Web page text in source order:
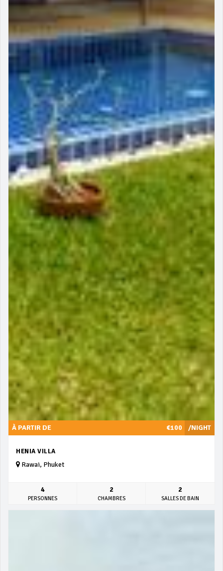
/NIGHT
À PARTIR DE €100
HENIA VILLA
Rawai, Phuket
4
PERSONNES
2
CHAMBRES
2
SALLES DE BAIN